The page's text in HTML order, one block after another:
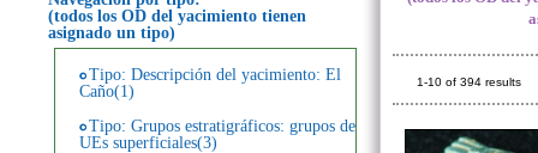
(todos los OD del yacimiento tienen
asignado un tipo)
Tipo: Descripción del yacimiento: El
Caño(1)
Tipo: Grupos estratigráficos: grupos de
UEs superficiales(3)
1-10 of 394 results